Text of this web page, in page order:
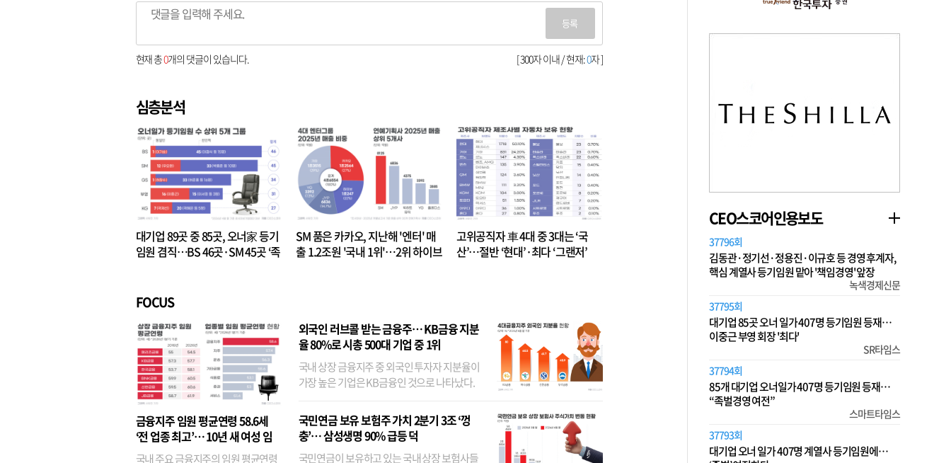
등록
[ 300자 이내 / 현재:0자 ]
현재 총0개의 댓글이 있습니다.
심층분석
대기업 89곳 중 85곳, 오너家 등기
임원 겸직…BS 46곳·SM 45곳 ‘족
SM 품은 카카오, 지난해 '엔터' 매
출 1.2조원 '국내 1위'…2위 하이브
고위공직자 車 4대 중 3대는 ‘국
산’…절반 ‘현대’·최다 ‘그랜저’
FOCUS
금융지주 임원 평균연령 58.6세
‘전 업종 최고’… 10년 새 여성 임
원은 14배 껑충
국내 주요 금융지주의 임원 평균연령
외국인 러브콜 받는 금융주… KB금융 지분
율 80%로 시총 500대 기업 중 1위
국내 상장 금융지주 중 외국인 투자자 지분율이
가장 높은 기업은 KB금융인 것으로 나타났다.
융이었다. 특히 KB금융은 지난달 말 기준 해외
기관투자자 지분율이...
국민연금 보유 보험주 가치 2분기 3조 ‘껑
충’… 삼성생명 90% 급등 덕
국민연금이 보유하고 있는 국내 상장 보험사들
CEO스코어인용보도
37796회
김동관·정기선·정용진·이규호 등 경영 후계자,
핵심 계열사 등기임원 맡아 '책임경영' 앞장
녹색경제신문
37795회
대기업 85곳 오너 일가 407명 등기임원 등재…
이중근 부영 회장 '최다'
SR타임스
37794회
85개 대기업 오너일가 407명 등기임원 등재…
“족벌경영 여전”
스마트타임스
37793회
대기업 오너 일가 407명 계열사 등기임원에…